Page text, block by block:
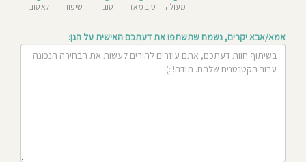
מעולה טוב מאד טוב
שיפור
לא טוב
אמא/אבא יקרים, נשמח שתשתפו את דעתכם האישית על הגן: